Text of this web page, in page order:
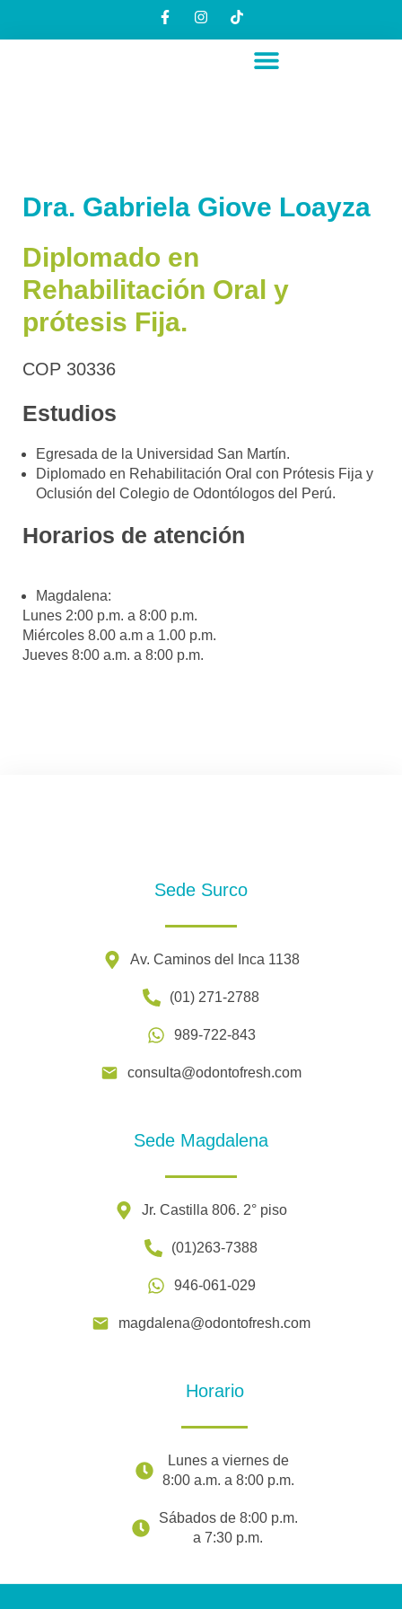
Dra. Gabriela Giove Loayza
Diplomado en
Rehabilitación Oral y
prótesis Fija.
COP 30336
Estudios
Egresada de la Universidad San Martín.
Diplomado en Rehabilitación Oral con Prótesis Fija y
Oclusión del Colegio de Odontólogos del Perú.
Horarios de atención
Magdalena:
Lunes 2:00 p.m. a 8:00 p.m.
Miércoles 8.00 a.m a 1.00 p.m.
Jueves 8:00 a.m. a 8:00 p.m.
Sede Surco
Av. Caminos del Inca 1138
(01) 271-2788
989-722-843
consulta@odontofresh.com
Sede Magdalena
Jr. Castilla 806. 2° piso
(01)263-7388
946-061-029
magdalena@odontofresh.com
Horario
Lunes a viernes de
8:00 a.m. a 8:00 p.m.
Sábados de 8:00 p.m.
a 7:30 p.m.